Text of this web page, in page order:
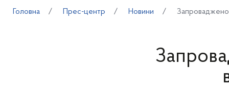
Головна Прес-центр Новини